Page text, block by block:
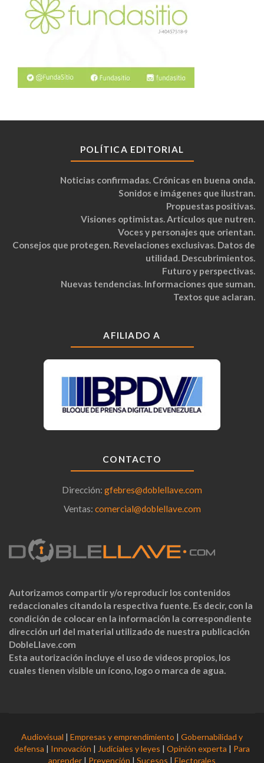
POLÍTICA EDITORIAL
Noticias confirmadas. Crónicas en buena onda.
Sonidos e imágenes que ilustran.
Propuestas positivas.
Visiones optimistas. Artículos que nutren.
Voces y personajes que orientan.
Consejos que protegen. Revelaciones exclusivas. Datos de
utilidad. Descubrimientos.
Futuro y perspectivas.
Nuevas tendencias. Informaciones que suman.
Textos que aclaran.
AFILIADO A
CONTACTO
Dirección: gfebres@doblellave.com
Ventas: comercial@doblellave.com
Autorizamos compartir y/o reproducir los contenidos
redaccionales citando la respectiva fuente. Es decir, con la
condición de colocar en la información la correspondiente
dirección url del material utilizado de nuestra publicación
DobleLlave.com
Esta autorización incluye el uso de videos propios, los
cuales tienen visible un ícono, logo o marca de agua.
Audiovisual | Empresas y emprendimiento | Gobernabilidad y
defensa | Innovación | Judiciales y leyes | Opinión experta | Para
aprender | Prevención | Sucesos | Electorales